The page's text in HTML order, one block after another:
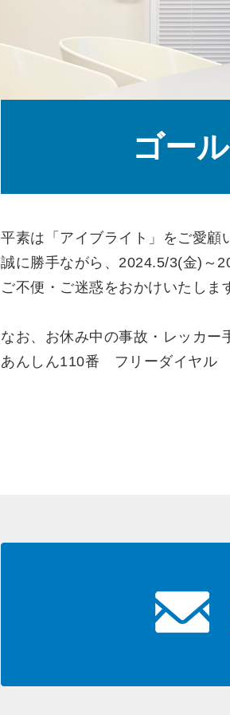
ゴー
平素は「アイブライト」をご愛顧
誠に勝手ながら、2024.5/3(金)～
ご不便・ご迷惑をおかけいたしま
なお、お休み中の事故・レッカー
あんしん110番 フリーダイヤル